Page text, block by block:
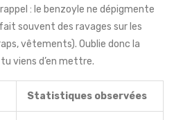
: le benzoyle ne dépigmente
souvent des ravages sur les
vêtements). Oublie donc la
viens d’en mettre.
Statistiques observées